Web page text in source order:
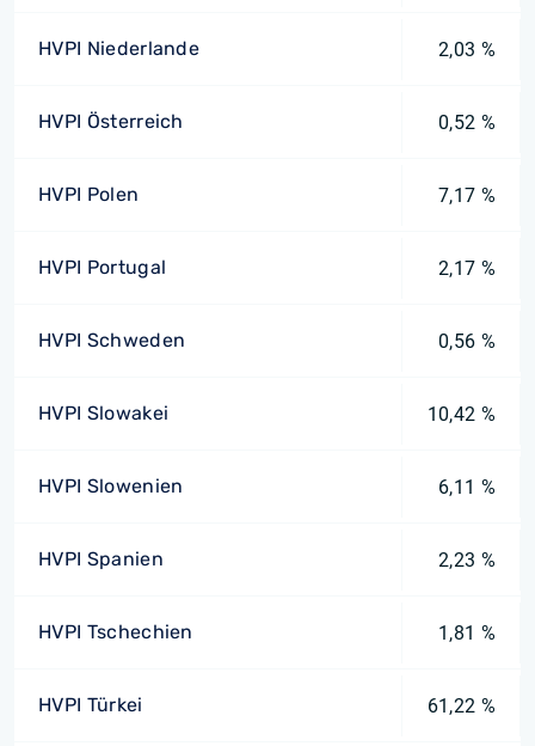
HVPI Niederlande 2,03 %
HVPI Österreich 0,52 %
HVPI Polen 7,17 %
HVPI Portugal 2,17 %
HVPI Schweden 0,56 %
HVPI Slowakei 10,42 %
HVPI Slowenien 6,11 %
HVPI Spanien 2,23 %
HVPI Tschechien 1,81 %
HVPI Türkei 61,22 %